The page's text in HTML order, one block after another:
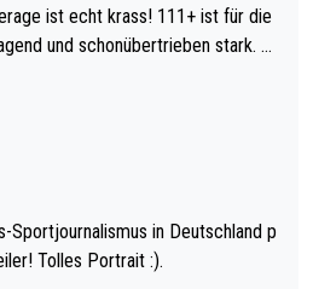
krass! 111+ ist für die
und schonübertrieben stark. U
Sportjournalismus in Deutschland p
Tolles Portrait :).